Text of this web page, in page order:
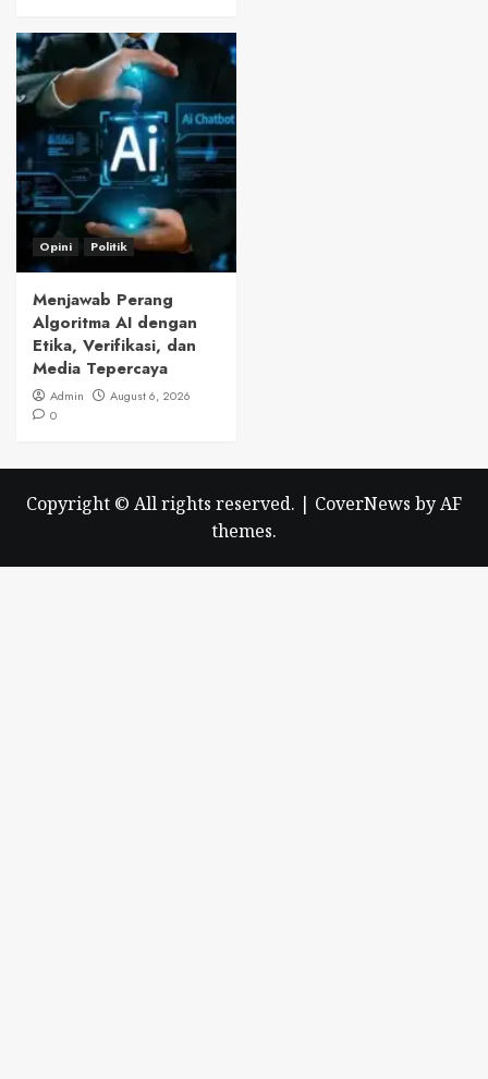
Opini Politik
Menjawab Perang
Algoritma AI dengan
Etika, Verifikasi, dan
Media Tepercaya
Admin
August 6, 2026
0
Copyright © All rights reserved. | CoverNews by AF
themes.